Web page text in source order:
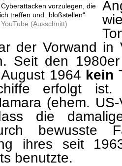
vorzulegen, die
treffen und „bloßstellen“
(Ausschnitt)
der Vorwand in
Seit den
1964 kein
erfolgt
(ehem.
die
bewusste
ihres seit
benutzte.